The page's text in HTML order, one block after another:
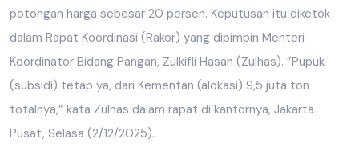
potongan harga sebesar 20 persen. Keputusan itu diketok
dalam Rapat Koordinasi (Rakor) yang dipimpin Menteri
Koordinator Bidang Pangan, Zulkifli Hasan (Zulhas). ”Pupuk
(subsidi) tetap ya, dari Kementan (alokasi) 9,5 juta ton
totalnya,” kata Zulhas dalam rapat di kantornya, Jakarta
Pusat, Selasa (2/12/2025).